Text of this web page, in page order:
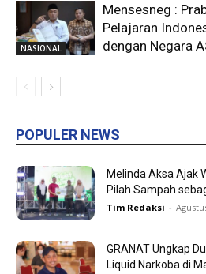
NASIONAL
Mensesneg :
Pelajaran
dengan Negara
POPULER NEWS
Melinda Aksa Ajak
Pilah Sampah
Tim Redaksi -
GRANAT Ungkap
Liquid Narkoba di